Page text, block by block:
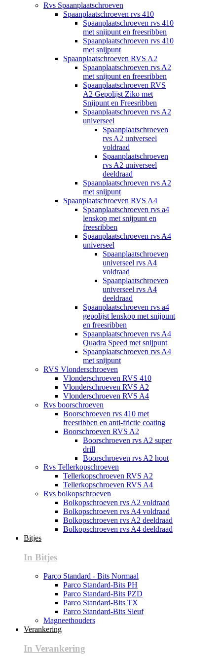
Rvs Spaanplaatschroeven
Spaanplaatschroeven rvs 410
Spaanplaatschroeven rvs 410
met snijpunt en freesribben
Spaanplaatschroeven rvs 410
met snijpunt
Spaanplaatschroeven RVS A2
Spaanplaatschroeven rvs A2
met snijpunt en freesribben
Spaanplaatschroeven RVS
A2 Gepolijst Ziko met
Snijpunt en Freesribben
Spaanplaatschroeven rvs A2
universeel
Spaanplaatschroeven
rvs A2 universeel
voldraad
Spaanplaatschroeven
rvs A2 universeel
deeldraad
Spaanplaatschroeven rvs A2
met snijpunt
Spaanplaatschroeven RVS A4
Spaanplaatschroeven rvs a4
lenskop met snijpunt en
freesribben
Spaanplaatschroeven rvs A4
universeel
Spaanplaatschroeven
universeel rvs A4
voldraad
Spaanplaatschroeven
universeel rvs A4
deeldraad
Spaanplaatschroeven rvs a4
gepolijst lenskop met snijpunt
en freesribben
Spaanplaatschroeven rvs A4
Quadra Speed met snijpunt
Spaanplaatschroeven rvs A4
met snijpunt
RVS Vlonderschroeven
Vlonderschroeven RVS 410
Vlonderschroeven RVS A2
Vlonderschroeven RVS A4
Rvs boorschroeven
Boorschroeven rvs 410 met
freesribben en anti-frictie coating
Boorschroeven RVS A2
Boorschroeven rvs A2 super
drill
Boorschroeven rvs A2 hout
Rvs Tellerkopschroeven
Tellerkopschroeven RVS A2
Tellerkopschroeven RVS A4
Rvs bolkopschroeven
Bolkopschroeven rvs A2 voldraad
Bolkopschroeven rvs A4 voldraad
Bolkopschroeven rvs A2 deeldraad
Bolkopschroeven rvs A4 deeldraad
Bitjes
In Bitjes
Parco Standard - Bits Normaal
Parco Standard-Bits PH
Parco Standard-Bits PZD
Parco Standard-Bits TX
Parco Standard-Bits Sleuf
Magneethouders
Verankering
In Verankering